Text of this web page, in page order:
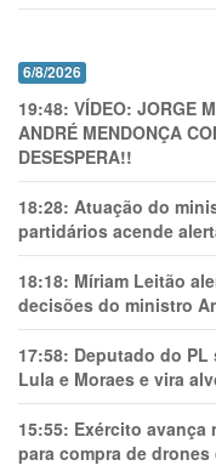
6/8/2026
19:48: VÍDEO: JORGE
ANDRÉ MENDONÇA
DESESPERA!!
18:28: Atuação do
partidários acende
18:18: Míriam Leitão
decisões do ministro
17:58: Deputado do PL
Lula e Moraes e vira
15:55: Exército avança
para compra de drones